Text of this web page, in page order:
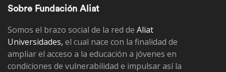
Sobre Fundación Aliat
Somos el brazo social de la red de Aliat
Universidades, el cual nace con la finalidad de
ampliar el acceso a la educación a jóvenes en
condiciones de vulnerabilidad e impulsar así la